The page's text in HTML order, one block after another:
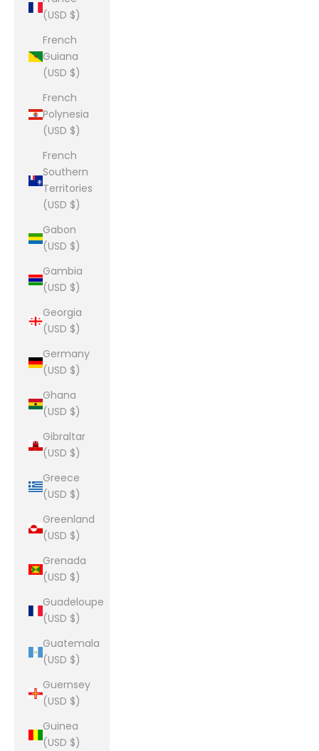
(USD $)
French
Guiana
(USD $)
French
Polynesia
(USD $)
French
Southern
Territories
(USD $)
Gabon
(USD $)
Gambia
(USD $)
Georgia
(USD $)
Germany
(USD $)
Ghana
(USD $)
Gibraltar
(USD $)
Greece
(USD $)
Greenland
(USD $)
Grenada
(USD $)
Guadeloupe
(USD $)
Guatemala
(USD $)
Guernsey
(USD $)
Guinea
(USD $)